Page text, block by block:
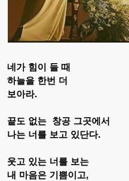
네가 힘이 들 때
하늘을 한번 더
보아라.
끝도 없는 창공 그곳에서
나는 너를 보고 있단다.
웃고 있는 너를 보는
내 마음은 기쁨이고,